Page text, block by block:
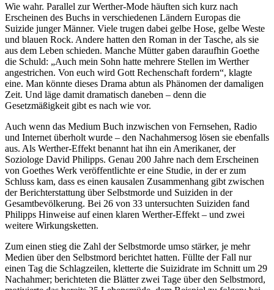
Wie wahr. Parallel zur Werther-Mode häuften sich kurz nach
Erscheinen des Buchs in verschiedenen Ländern Europas die
Suizide junger Männer. Viele trugen dabei gelbe Hose, gelbe Weste
und blauen Rock. Andere hatten den Roman in der Tasche, als sie
aus dem Leben schieden. Manche Mütter gaben daraufhin Goethe
die Schuld: „Auch mein Sohn hatte mehrere Stellen im Werther
angestrichen. Von euch wird Gott Rechenschaft fordern“, klagte
eine. Man könnte dieses Drama abtun als Phänomen der damaligen
Zeit. Und läge damit dramatisch daneben – denn die
Gesetzmäßigkeit gibt es nach wie vor.
Auch wenn das Medium Buch inzwischen von Fernsehen, Radio
und Internet überholt wurde – den Nachahmersog lösen sie ebenfalls
aus. Als Werther-Effekt benannt hat ihn ein Amerikaner, der
Soziologe David Philipps. Genau 200 Jahre nach dem Erscheinen
von Goethes Werk veröffentlichte er eine Studie, in der er zum
Schluss kam, dass es einen kausalen Zusammenhang gibt zwischen
der Berichterstattung über Selbstmorde und Suiziden in der
Gesamtbevölkerung. Bei 26 von 33 untersuchten Suiziden fand
Philipps Hinweise auf einen klaren Werther-Effekt – und zwei
weitere Wirkungsketten.
Zum einen stieg die Zahl der Selbstmorde umso stärker, je mehr
Medien über den Selbstmord berichtet hatten. Füllte der Fall nur
einen Tag die Schlagzeilen, kletterte die Suizidrate im Schnitt um 29
Nachahmer; berichteten die Blätter zwei Tage über den Selbstmord,